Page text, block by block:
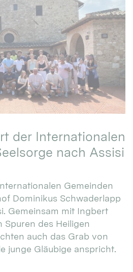
der Internationalen
nach Assisi
Gemeinden
Dominikus Schwaderlapp
Gemeinsam mit Ingbert
Spuren des Heiligen
auch das Grab von
junge Gläubige anspricht.